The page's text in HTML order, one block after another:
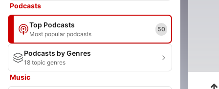
Podcasts
Top Podcasts
Most popular podcasts
50
Podcasts by Genres
18 topic genres
Music